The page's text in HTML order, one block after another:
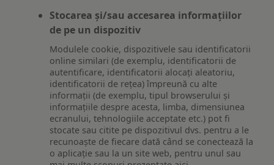
Stocarea și/sau accesarea informațiilor
de pe un dispozitiv
Modulele cookie, dispozitivele sau identificatorii
online similari (de exemplu, identificatorii de
autentificare, identificatorii alocați aleatoriu,
identificatorii de rețea) împreună cu alte
informații (de exemplu, tipul browserului și
informațiile despre acesta, limba, dimensiunea
ecranului, tehnologiile acceptate etc.) pot fi
stocate sau citite pe dispozitivul dvs. pentru a le
recunoaște de fiecare dată când se conectează la
o aplicație sau la un site web, pentru unul sau